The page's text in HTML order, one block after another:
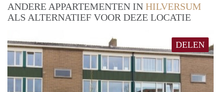
ANDERE APPARTEMENTEN IN HILVERSUM
ALS ALTERNATIEF VOOR DEZE LOCATIE
DELEN